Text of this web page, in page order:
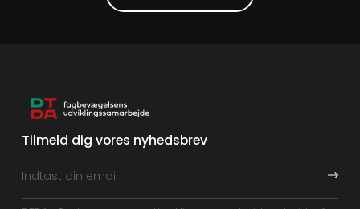
Tilmeld dig vores nyhedsbrev